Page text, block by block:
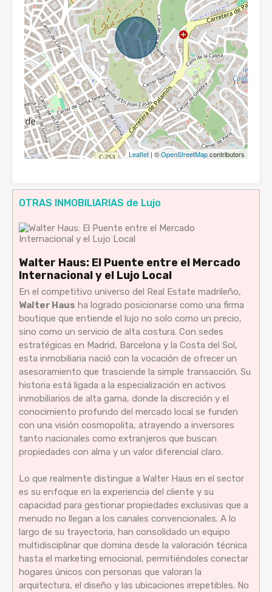
Leaflet| ©OpenStreetMapcontributors
OTRAS INMOBILIARIAS de Lujo
Walter Haus: El Puente entre el Mercado
Internacional y el Lujo Local
En el competitivo universo del Real Estate madrileño,
Walter Haus ha logrado posicionarse como una firma
boutique que entiende el lujo no solo como un precio,
sino como un servicio de alta costura. Con sedes
estratégicas en Madrid, Barcelona y la Costa del Sol,
esta inmobiliaria nació con la vocación de ofrecer un
asesoramiento que trasciende la simple transacción. Su
historia está ligada a la especialización en activos
inmobiliarios de alta gama, donde la discreción y el
conocimiento profundo del mercado local se funden
con una visión cosmopolita, atrayendo a inversores
tanto nacionales como extranjeros que buscan
propiedades con alma y un valor diferencial claro.
Lo que realmente distingue a Walter Haus en el sector
es su enfoque en la experiencia del cliente y su
capacidad para gestionar propiedades exclusivas que a
menudo no llegan a los canales convencionales. A lo
largo de su trayectoria, han consolidado un equipo
multidisciplinar que domina desde la valoración técnica
hasta el marketing emocional, permitiéndoles conectar
hogares únicos con personas que valoran la
arquitectura, el diseño y las ubicaciones irrepetibles. No